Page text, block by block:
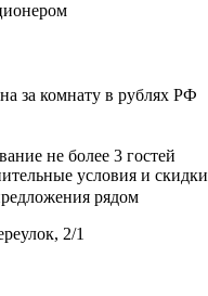
за комнату в рублях РФ
не более 3 гостей
условия и скидки
рядом
2/1